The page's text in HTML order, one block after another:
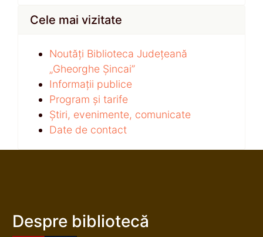
Cele mai vizitate
Noutăți Biblioteca Județeană
„Gheorghe Șincai”
Informații publice
Program și tarife
Știri, evenimente, comunicate
Date de contact
Despre bibliotecă